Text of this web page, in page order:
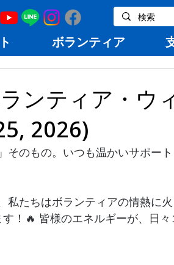
ボランティア
ンティア・ウ
2026)
そのもの。いつも温かいサポー
私たちはボランティアの情熱に
！🔥 皆様のエネルギーが、日